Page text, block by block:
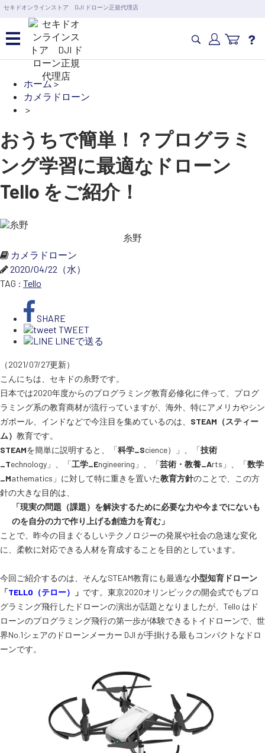
セキドオンラインストア DJI ドローン正規代理店
営業日の15時まで即日出荷
6,000円以上のご購入で送料無料！ポイント1%還元 >>
カメラドローン・生活家電
カテゴリ一覧を開く
カメラ・スタビライザー
関連製品
水中ドローン(ROV)・水中スクーター
RC・ロボット部品
講習会･国家資格･WEBセミナー
スペシャルコンテンツ定期配信!
ホーム>
カメラドローン
>
おうちで簡単！？プログラミ
ング学習に最適なドローン
Tello をご紹介！
糸野
カメラドローン
2020/04/22（水）
TAG : Tello
SHARE
TWEET
LINEで送る
（2021/07/27更新）
こんにちは、セキドの糸野です。
日本では2020年度からのプログラミング教育必修化に伴って、プログ
ラミング系の教育商材が流行っていますが、海外、特にアメリカやシン
ガポール、インドなどで今注目を集めているのは、 STEAM（スティー
ム） 教育です。
STEAMを簡単に説明すると、「科学_Science）」、「技術
_Technology」、「工学_Engineering」、「芸術・教養_Arts」、「数学
_Mathematics」に対して特に重きを置いた教育方針のことで、この方
針の大きな目的は、
「現実の問題（課題）を解決するために必要な力や今までにないも
のを自分の力で作り上げる創造力を育む」
ことで、昨今の目まぐるしいテクノロジーの発展や社会の急速な変化
に、柔軟に対応できる人材を育成することを目的としています。
今回ご紹介するのは、そんなSTEAM教育にも最適な小型知育ドローン
「TELLO（テロー） 」 です。東京2020オリンピックの開会式でもプロ
グラミング飛行したドローンの演出が話題となりましたが、Tello はド
ローンのプログラミング飛行の第一歩が体験できるトイドローンで、世
界No.1シェアのドローンメーカー DJI が手掛ける最もコンパクトなドロ
ーンです。